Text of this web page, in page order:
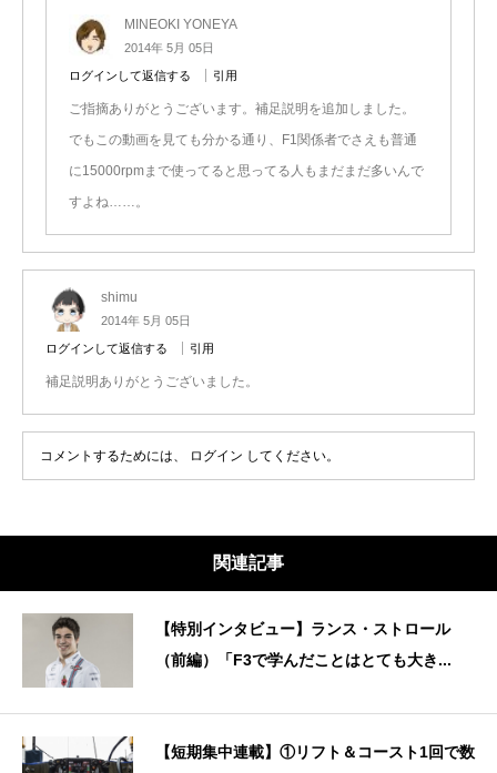
MINEOKI YONEYA
2014年 5月 05日
ログインして返信する 引用
ご指摘ありがとうございます。補足説明を追加しました。
でもこの動画を見ても分かる通り、F1関係者でさえも普通
に15000rpmまで使ってると思ってる人もまだまだ多いんで
すよね……。
shimu
2014年 5月 05日
ログインして返信する 引用
補足説明ありがとうございました。
コメントするためには、 ログイン してください。
関連記事
【特別インタビュー】ランス・ストロール
（前編）「F3で学んだことはとても大き...
【短期集中連載】①リフト＆コースト1回で数